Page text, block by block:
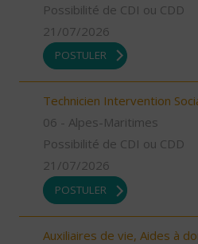
Possibilité de CDI ou CDD
21/07/2026
POSTULER
Technicien Intervention
06 - Alpes-Maritimes
Possibilité de CDI ou CDD
21/07/2026
POSTULER
Auxiliaires de vie, Aides à